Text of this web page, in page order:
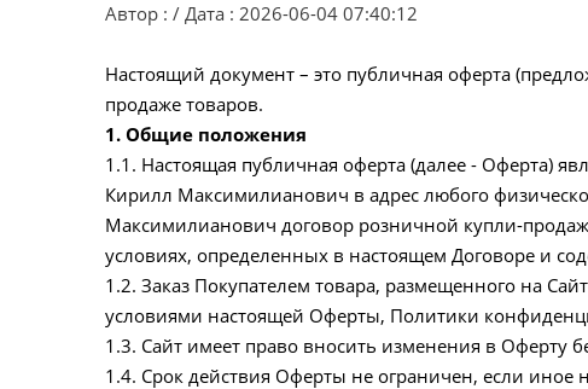
Автор : / Дата : 2026-06-04 07:40:12
Настоящий документ – это публичная оферта
продаже товаров.
1. Общие положения
1.1. Настоящая публичная оферта (далее - Оферта)
Кирилл Максимилианович в адрес любого
Максимилианович договор розничной купли-
условиях, определенных в настоящем Договоре и
1.2. Заказ Покупателем товара, размещенного на
условиями настоящей Оферты, Политики
1.3. Сайт имеет право вносить изменения в Оферту
1.4. Срок действия Оферты не ограничен, если иное